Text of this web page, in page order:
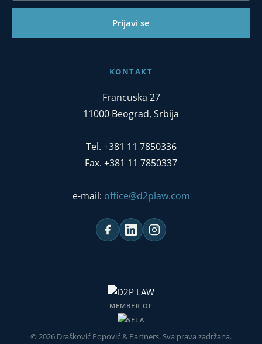
Prijavi se
KONTAKT
Francuska 27
11000 Beograd, Srbija
Tel. +381 11 7850336
Fax. +381 11 7850337
e-mail: office@d2plaw.com
MEMBER OF
© 2026 Drašković Popović & Partners. Sva prava zadržana.